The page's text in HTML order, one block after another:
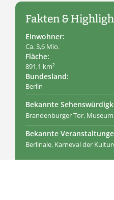
Fakten &
Einwohner:
Ca. 3,6 Mio.
Fläche:
891,1 km²
Bundesland:
Berlin
Bekannte
Brandenburger Tor,
Bekannte
Berlinale, Karneval der